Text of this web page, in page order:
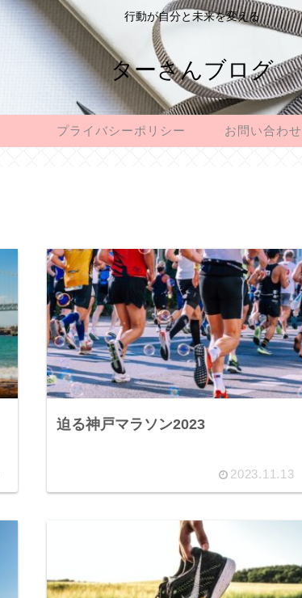
行動が自分と未来を変える
ターさんブログ
プライバシーポリシー お問い合わせ
迫る神戸マラソン2023
2023.11.13